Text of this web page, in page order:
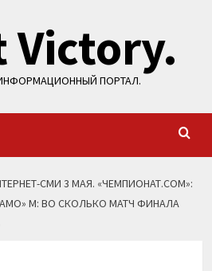
Victory.
ПОРТАЛ.
СМИ 3 МАЯ. «ЧЕМПИОНАТ.COM»:
М: ВО СКОЛЬКО МАТЧ ФИНАЛА